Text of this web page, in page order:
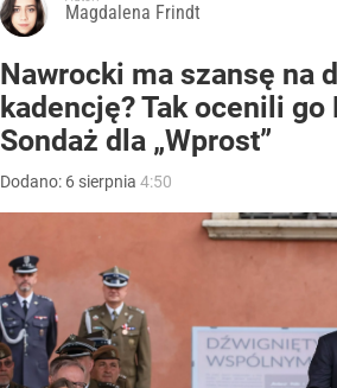
Magdalena Frindt
Nawrocki ma szansę na
kadencję? Tak ocenili go
Sondaż dla „Wprost”
Dodano: 6 sierpnia 4:50